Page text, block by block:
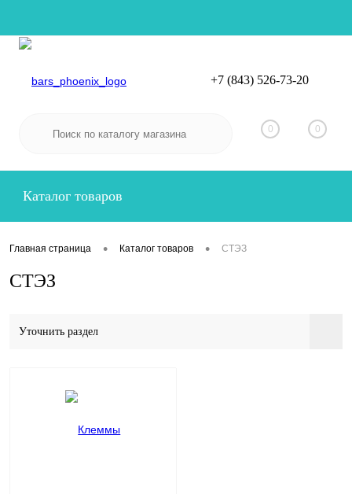
Вход
+7 (843) 526-73-20
0 0
Каталог товаров
Главная страница • Каталог товаров • СТЭЗ
СТЭЗ
Уточнить раздел